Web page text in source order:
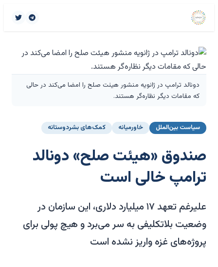
دونالد ترامپ در ژانویه منشور هیئت صلح را امضا می‌کند در حالی
که مقامات دیگر نظاره‌گر هستند.
سیاست بین‌الملل خاورمیانه کمک‌های بشردوستانه
صندوق «هیئت صلح» دونالد
ترامپ خالی است
علیرغم تعهد ۱۷ میلیارد دلاری، این سازمان در
وضعیت بلاتکلیفی به سر می‌برد و هیچ پولی برای
پروژه‌های غزه واریز نشده است